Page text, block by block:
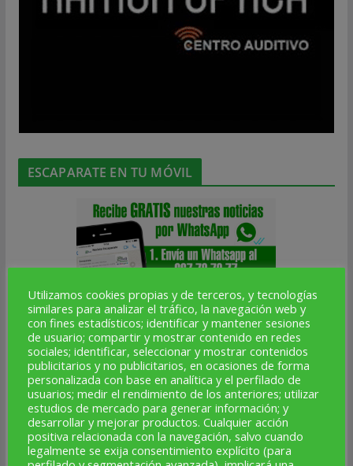
ESCAPARATE EN TU MÓVIL
ALTA NOTICIAS
Utilizamos cookies propias y de terceros, y tecnologías
similares para analizar el tráfico, la navegación web y
con fines estadísticos; identificar y mantener sesiones
de usuario; compartir y mostrar contenido en redes
sociales; identificar, seleccionar y mostrar contenidos
publicitarios y no publicitarios, en ocasiones de forma
personalizada con base en analítica y el perfilado de
usuarios; medir el rendimiento de los anteriores; utilizar
estudios de mercado para generar información; y
desarrollar y mejorar productos. Cualquier acción
positiva relacionada con la navegación, salvo cuando
legalmente se exija consentimiento explícito (para